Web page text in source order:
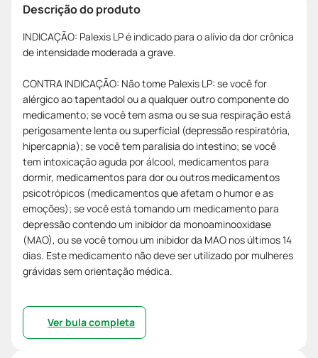
Descrição do produto
INDICAÇÃO: Palexis LP é indicado para o alívio da dor crônica
de intensidade moderada a grave.
CONTRA INDICAÇÃO: Não tome Palexis LP: se você for
alérgico ao tapentadol ou a qualquer outro componente do
medicamento; se você tem asma ou se sua respiração está
perigosamente lenta ou superficial (depressão respiratória,
hipercapnia); se você tem paralisia do intestino; se você
tem intoxicação aguda por álcool, medicamentos para
dormir, medicamentos para dor ou outros medicamentos
psicotrópicos (medicamentos que afetam o humor e as
emoções); se você está tomando um medicamento para
depressão contendo um inibidor da monoaminooxidase
(MAO), ou se você tomou um inibidor da MAO nos últimos 14
dias. Este medicamento não deve ser utilizado por mulheres
grávidas sem orientação médica.
Ver bula completa